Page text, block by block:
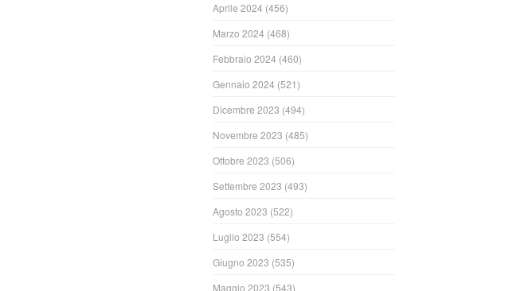
Aprile 2024 (456)
Marzo 2024 (468)
Febbraio 2024 (460)
Gennaio 2024 (521)
Dicembre 2023 (494)
Novembre 2023 (485)
Ottobre 2023 (506)
Settembre 2023 (493)
Agosto 2023 (522)
Luglio 2023 (554)
Giugno 2023 (535)
Maggio 2023 (543)